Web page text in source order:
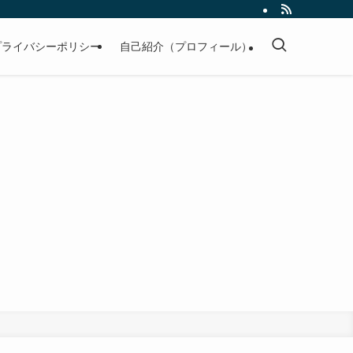
イバシーポリシー 自己紹介（プロフィール）